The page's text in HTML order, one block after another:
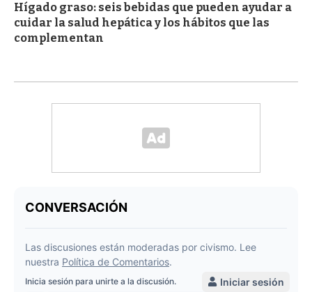
Hígado graso: seis bebidas que pueden ayudar a
cuidar la salud hepática y los hábitos que las
complementan